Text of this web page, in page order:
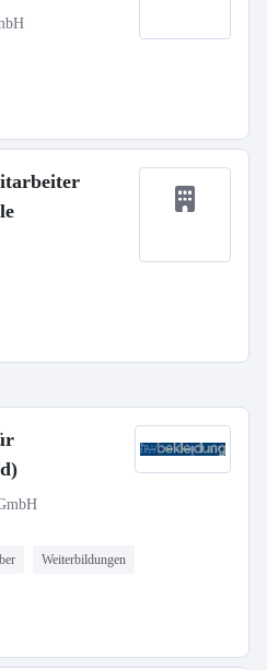
Weiterbildungen